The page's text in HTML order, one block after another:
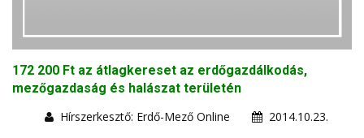
172 200 Ft az átlagkereset az erdőgazdálkodás,
mezőgazdaság és halászat területén
Hírszerkesztő: Erdő-Mező Online
2014.10.23.